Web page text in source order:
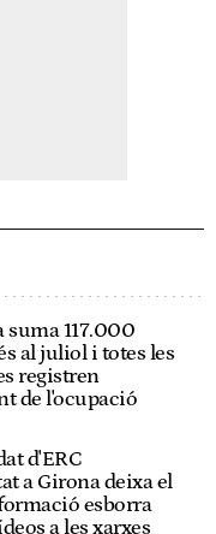
suma 117.000
al juliol i totes les
registren
de l'ocupació
d'ERC
a Girona deixa el
esborra
a les xarxes